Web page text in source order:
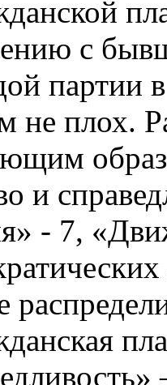
с
партии
не плох.
и
- 7,